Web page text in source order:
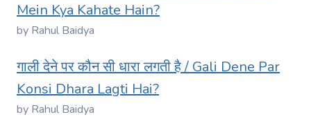
Mein Kya Kahate Hain?
by Rahul Baidya
गाली देने पर कौन सी धारा लगती है / Gali Dene Par
Konsi Dhara Lagti Hai?
by Rahul Baidya